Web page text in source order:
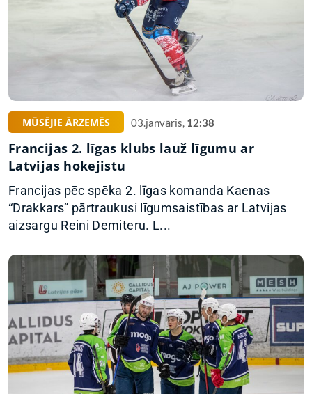
MŪSĒJIE ĀRZEMĒS 03.janvāris, 12:38
Francijas 2. līgas klubs lauž līgumu ar
Latvijas hokejistu
Francijas pēc spēka 2. līgas komanda Kaenas
“Drakkars” pārtraukusi līgumsaistības ar Latvijas
aizsargu Reini Demiteru. L...